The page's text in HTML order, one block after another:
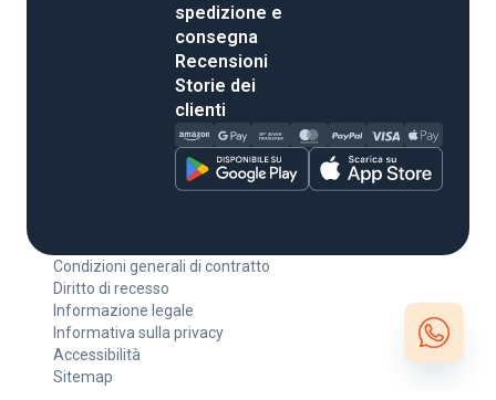
spedizione e
consegna
Recensioni
Storie dei
clienti
Condizioni generali di contratto
Diritto di recesso
Informazione legale
Informativa sulla privacy
Accessibilità
Sitemap